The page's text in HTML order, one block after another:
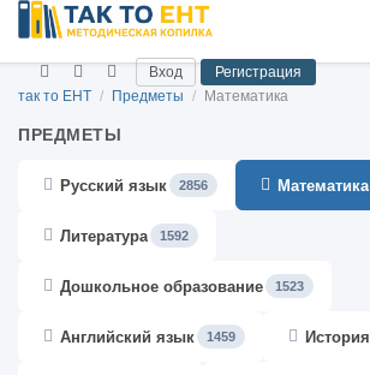
Вход
Регистрация
так то ЕНТ / Предметы / Математика
ПРЕДМЕТЫ
Русский язык 2856 Математика
Литература 1592
Дошкольное образование 1523
Английский язык 1459 История